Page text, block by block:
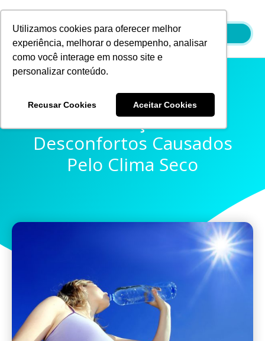
Utilizamos cookies para oferecer melhor
experiência, melhorar o desempenho, analisar
como você interage em nosso site e
personalizar conteúdo.
Recusar Cookies Aceitar Cookies
conteúdo
Conheça Os
Desconfortos Causados
Pelo Clima Seco